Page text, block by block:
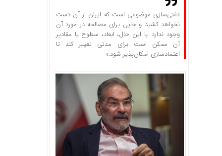
«غنی‌سازی موضوعی است که ایران از آن دست
نخواهد کشید و جایی برای مصالحه در مورد آن
وجود ندارد. با این حال، ابعاد، سطوح یا مقادیر
آن ممکن است برای مدتی تغییر کند تا
اعتمادسازی امکان‌پذیر شود.»